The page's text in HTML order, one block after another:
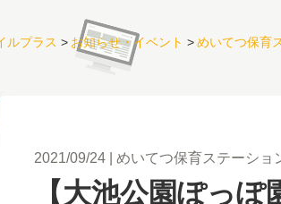
ルプラス > お知らせ・イベント >めいてつ保育
2021/09/24 めいてつ保育ステーショ
【大池公園ぽっ